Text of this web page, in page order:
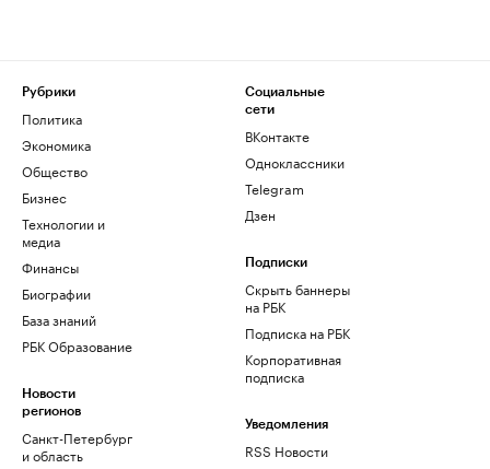
Рубрики
Политика
Экономика
Общество
Бизнес
Технологии и
медиа
Финансы
Биографии
База знаний
РБК Образование
Новости
регионов
Санкт-Петербург
и область
Социальные
сети
ВКонтакте
Одноклассники
Telegram
Дзен
Подписки
Скрыть баннеры
на РБК
Подписка на РБК
Корпоративная
подписка
Уведомления
RSS Новости